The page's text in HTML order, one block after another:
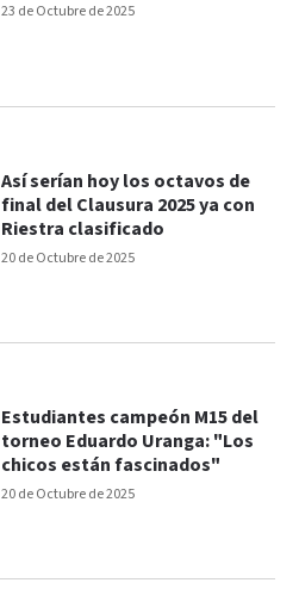
23 de Octubre de 2025
20 de Octubre de 2025
Así serían hoy los octavos de
final del Clausura 2025 ya con
Riestra clasificado
20 de Octubre de 2025
Estudiantes campeón M15 del
torneo Eduardo Uranga: "Los
chicos están fascinados"